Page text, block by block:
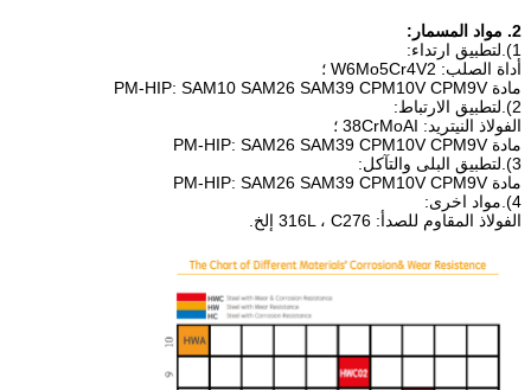
2. مواد المسمار:
1).لتطبيق ارتداء:
أداة الصلب: W6Mo5Cr4V2 ؛
مادة PM-HIP: SAM10 SAM26 SAM39 CPM10V CPM9V
2).لتطبيق الارتباط:
الفولاذ النيتريد: 38CrMoAI ؛
مادة PM-HIP: SAM26 SAM39 CPM10V CPM9V
3).لتطبيق البلى والتآكل:
مادة PM-HIP: SAM26 SAM39 CPM10V CPM9V
4).مواد اخرى:
الفولاذ المقاوم للصدأ: 316L ، C276 إلخ.